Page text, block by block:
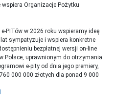
Organizacje Pożytku
PITów w 2026 roku wspieramy ideę
sympatyzuje i wspiera konkretne
bezpłatnej wersji on-line
Polsce, uprawnionym do otrzymania
e-pity od dnia jego premiery,
000 000 złotych dla ponad 9 000